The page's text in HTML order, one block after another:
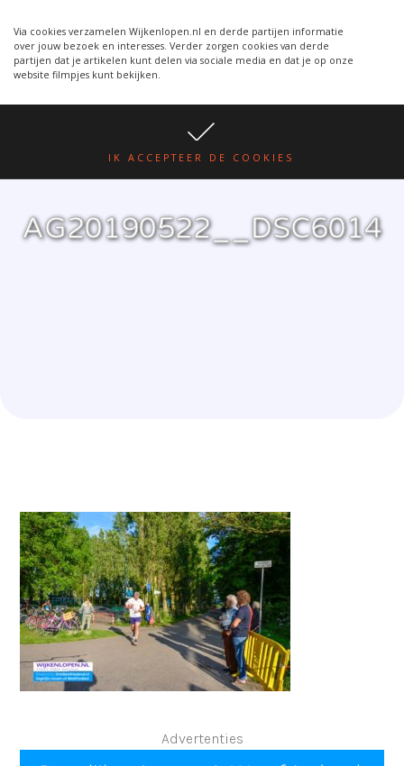
Via cookies verzamelen Wijkenlopen.nl en derde partijen informatie
over jouw bezoek en interesses. Verder zorgen cookies van derde
partijen dat je artikelen kunt delen via sociale media en dat je op onze
website filmpjes kunt bekijken.
IK ACCEPTEER DE COOKIES
een week verplaatst i.v.m.
warmte.lees hier
WIJKENLOPEN.NL
AG20190522__DSC6014
Advertenties